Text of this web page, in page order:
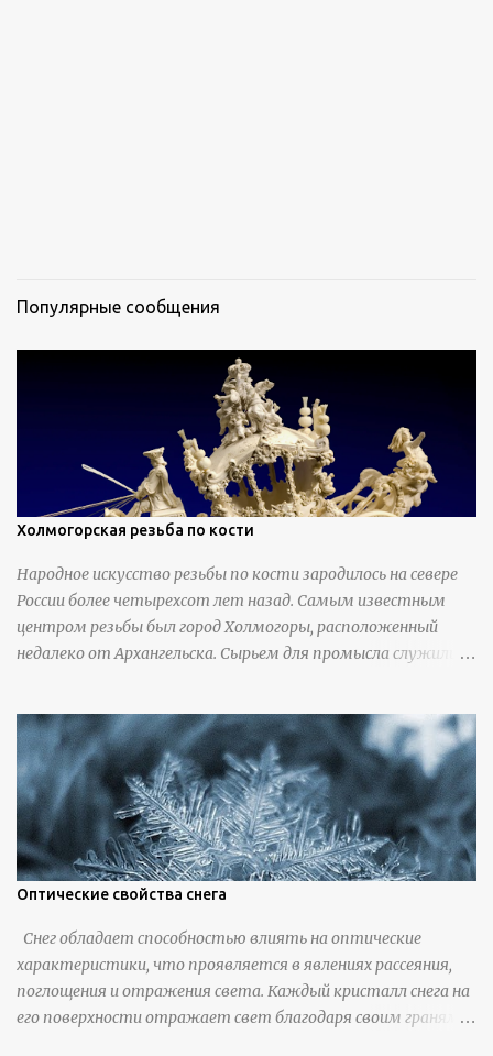
Популярные сообщения
Холмогорская резьба по кости
Народное искусство резьбы по кости зародилось на севере
России более четырехсот лет назад. Самым известным
центром резьбы был город Холмогоры, расположенный
недалеко от Архангельска. Сырьем для промысла служили
облагораживая ее специальной обработкой и тонировкой. В
19 веке резчики также использовали дорогую импортную
слоновую кость для важных заказов. Ажурная ваза
яйцевидной формы с аллегориями времен года - сценами
сбора урожая, сбора фруктов, свадьбы и пожара; кость,
высота 31 см, Н. С. Верещагин, 18 век, из собрания
Государственного Эрмитажа. Кружка с портретами
Дудин О. Х., 18 век, из собрания Государственного Эрмитажа.
Панно с изображением церкви Святых Петра и Павла,
моржовая слоновая кость, Холмогоры, 18 век. Шахматный
набор "Рыцари против турок" в шкатулке из моржовой
Оптические свойства снега
Снег обладает способностью влиять на оптические
характеристики, что проявляется в явлениях рассеяния,
поглощения и отражения света. Каждый кристалл снега на
его поверхности отражает свет благодаря своим граням,